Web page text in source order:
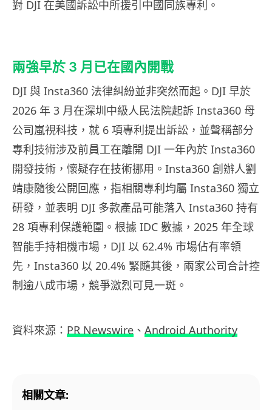
對 DJI 在美國訴訟中所援引中國同族專利。
兩強早於 3 月已在國內開戰
DJI 與 Insta360 法律糾紛並非突然而起。DJI 早於
2026 年 3 月在深圳中級人民法院起訴 Insta360 母
公司嵐視科技，就 6 項專利提出訴訟，並聲稱部分
專利技術涉及前員工在離開 DJI 一年內於 Insta360
開發技術，懷疑存在技術挪用。Insta360 創辦人劉
靖康隨後公開回應，指相關專利均屬 Insta360 獨立
研發，並表明 DJI 多款產品可能落入 Insta360 持有
28 項專利保護範圍。根據 IDC 數據，2025 年全球
智能手持相機市場，DJI 以 62.4% 市場佔有率領
先，Insta360 以 20.4% 緊隨其後，兩家公司合計控
制逾八成市場，競爭激烈可見一斑。
資料來源： PR Newswire 、 Android Authority
相關文章: